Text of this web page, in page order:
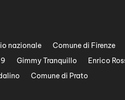
nazionale
Comune di Firenze
Gimmy Tranquillo
Enrico
Comune di Prato